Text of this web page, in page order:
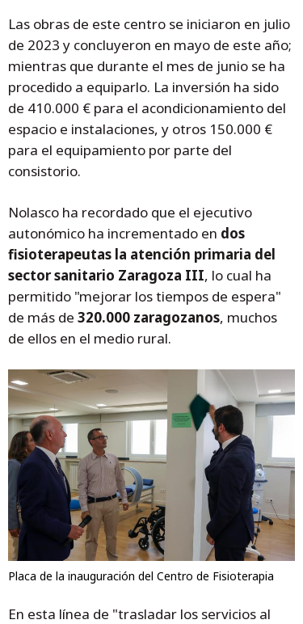
Las obras de este centro se iniciaron en julio
de 2023 y concluyeron en mayo de este año;
mientras que durante el mes de junio se ha
procedido a equiparlo. La inversión ha sido
de 410.000 € para el acondicionamiento del
espacio e instalaciones, y otros 150.000 €
para el equipamiento por parte del
consistorio.
Nolasco ha recordado que el ejecutivo
autonómico ha incrementado en dos
fisioterapeutas la atención primaria del
sector sanitario Zaragoza III, lo cual ha
permitido "mejorar los tiempos de espera"
de más de 320.000 zaragozanos, muchos
de ellos en el medio rural.
Placa de la inauguración del Centro de Fisioterapia
En esta línea de "trasladar los servicios al